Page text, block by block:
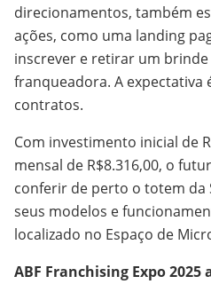
direcionamentos, também
ações, como uma landing
inscrever e retirar um
franqueadora. A expectativa
contratos.
Com investimento inicial de
mensal de R$8.316,00, o
conferir de perto o totem da
seus modelos e
localizado no Espaço de
ABF Franchising Expo